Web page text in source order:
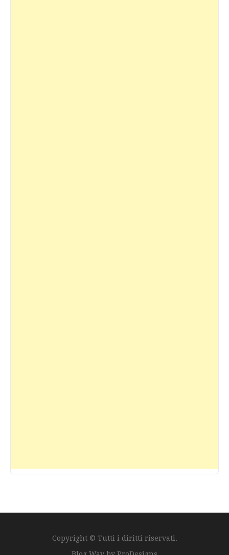
Copyright © Tutti i diritti riservati.